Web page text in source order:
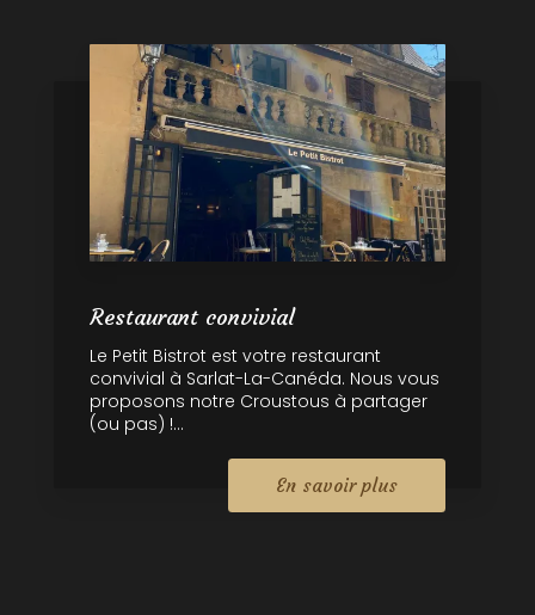
Restaurant convivial
Le Petit Bistrot est votre restaurant
convivial à Sarlat-La-Canéda. Nous vous
proposons notre Croustous à partager
(ou pas) !...
En savoir plus